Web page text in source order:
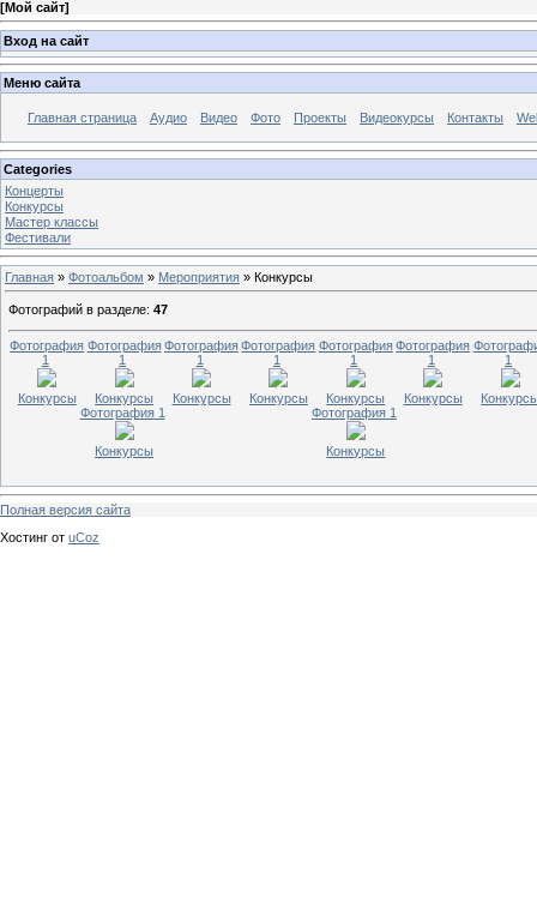
[Мой сайт]
Вход на сайт
Меню сайта
Главная страница Аудио Видео Фото Проекты Видеокурсы Контакты
Categories
Концерты
Конкурсы
Мастер классы
Фестивали
Главная » Фотоальбом » Мероприятия » Конкурсы
Фотографий в разделе: 47
Фотография
1
Конкурсы
Фотография
1
Конкурсы
Фотография
1
Конкурсы
Фотография
1
Конкурсы
Фотография
1
Конкурсы
Фотография
1
Конкурсы
1
Фотография 1
Конкурсы
Фотография 1
Конкурсы
Полная версия сайта
Хостинг от uCoz